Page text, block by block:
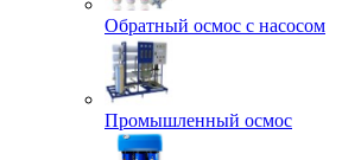
Обратный осмос с насосом
Промышленный осмос